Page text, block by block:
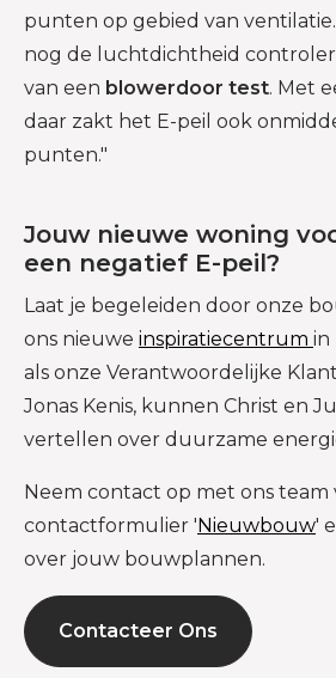
punten op gebied van
nog de luchtdichtheid
van een blowerdoor test. Met
daar zakt het E-peil ook
punten."
Jouw nieuwe woning
een negatief E-peil?
Laat je begeleiden door onze
ons nieuwe inspiratiecentrum in
als onze Verantwoordelijke
Jonas Kenis, kunnen Christ en
vertellen over duurzame
Neem contact op met ons team
contactformulier 'Nieuwbouw'
over jouw bouwplannen.
Contacteer Ons